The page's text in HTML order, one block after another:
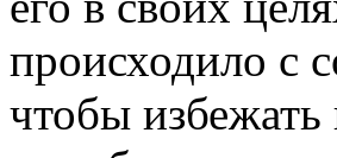
происходило с
чтобы